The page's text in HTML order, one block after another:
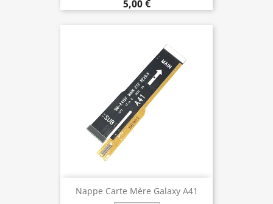
5,00 €
Nappe Carte Mère Galaxy A41